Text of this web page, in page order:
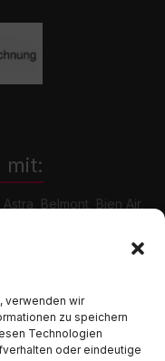
verwenden wir
zu speichern
Technologien
oder eindeutige
mit:
Belmont, Bien Air,
Faro, Gcomm, KaVo,
Dent, NSK, Ophardt
u.v.m